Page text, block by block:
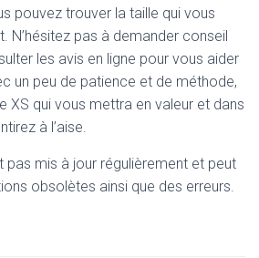
pouvez trouver la taille qui vous
N’hésitez pas à demander conseil
les avis en ligne pour vous aider
un peu de patience et de méthode,
XS qui vous mettra en valeur et dans
à l’aise.
pas mis à jour régulièrement et peut
obsolètes ainsi que des erreurs.